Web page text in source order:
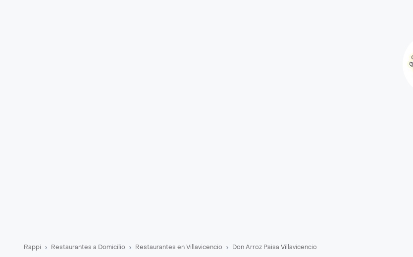
Rappi Restaurantes a Domicilio Restaurantes en Villavicencio Don Arroz Paisa Villavicencio